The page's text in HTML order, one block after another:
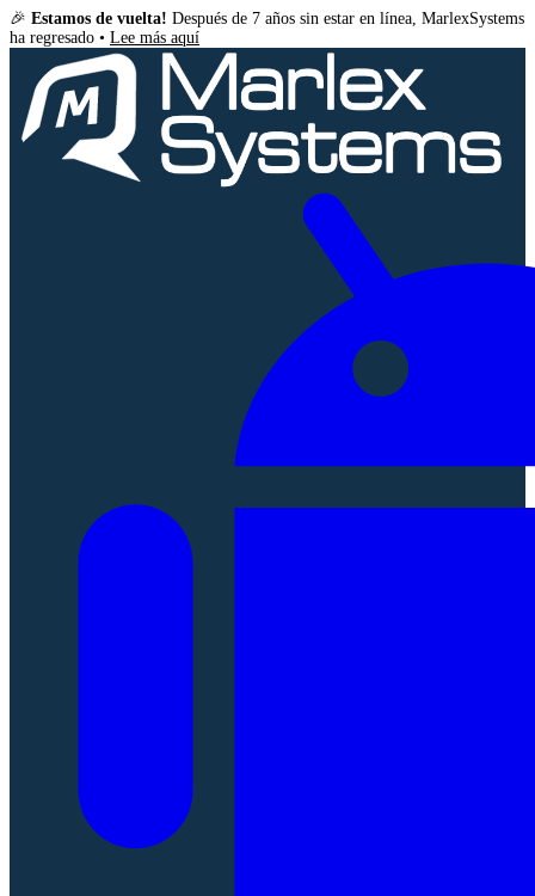
🎉 Estamos de vuelta! Después de 7 años sin estar en línea, MarlexSystems
ha regresado • Lee más aquí